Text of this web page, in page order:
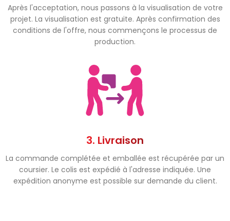
Après l'acceptation, nous passons à la visualisation de votre
projet. La visualisation est gratuite. Après confirmation des
conditions de l'offre, nous commençons le processus de
production.
3. Livraison
La commande complétée et emballée est récupérée par un
coursier. Le colis est expédié à l'adresse indiquée. Une
expédition anonyme est possible sur demande du client.